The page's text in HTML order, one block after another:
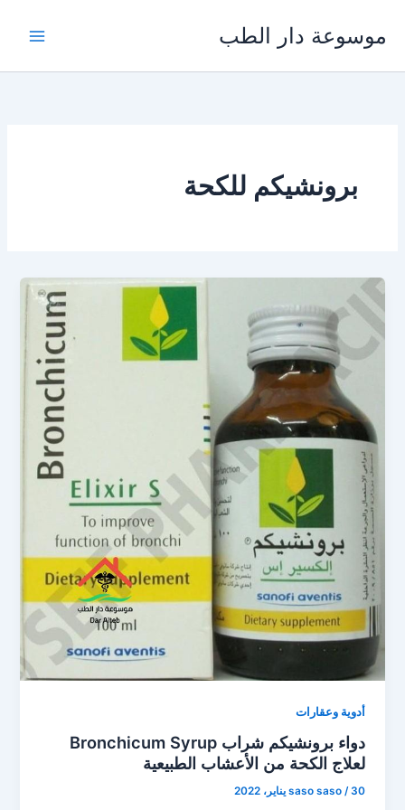
المحتوى
موسوعة دار الطب
برونشيكم للكحة
أدوية وعقارات
دواء برونشيكم شراب Bronchicum Syrup
لعلاج الكحة من الأعشاب الطبيعية
saso saso /30 يناير، 2022